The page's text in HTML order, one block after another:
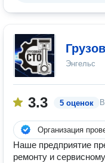
Энгельс
3.3 5 оценок
Организация
Наше предприятие
ремонту и